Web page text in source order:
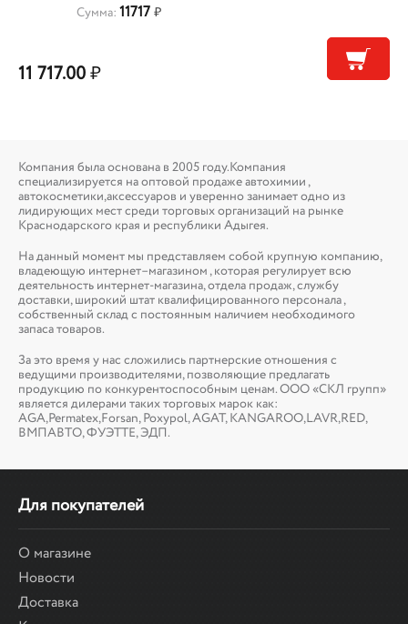
Сумма: 11717 ₽
11 717.00₽
Компания была основана в 2005 году.Компания
специализируется на оптовой продаже автохимии ,
автокосметики,аксессуаров и уверенно занимает одно из
лидирующих мест среди торговых организаций на рынке
Краснодарского края и республики Адыгея.
На данный момент мы представляем собой крупную компанию,
владеющую интернет–магазином , которая регулирует всю
деятельность интернет-магазина, отдела продаж, службу
доставки, широкий штат квалифицированного персонала ,
собственный склад c постоянным наличием необходимого
запаса товаров.
За это время у нас сложились партнерские отношения с
ведущими производителями, позволяющие предлагать
продукцию по конкурентоспособным ценам. ООО «СКЛ групп»
является дилерами таких торговых марок как:
AGA,Permatex,Forsan, Poxypol, AGAT, KANGAROO,LAVR,RED,
ВМПАВТО, ФУЭТТЕ, ЭДП.
Для покупателей
О магазине
Новости
Доставка